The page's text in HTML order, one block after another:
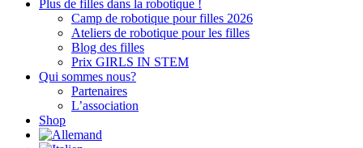
Plus de filles dans la robotique !
Camp de robotique pour filles 2026
Ateliers de robotique pour les filles
Blog des filles
Prix GIRLS IN STEM
Qui sommes nous?
Partenaires
L’association
Shop